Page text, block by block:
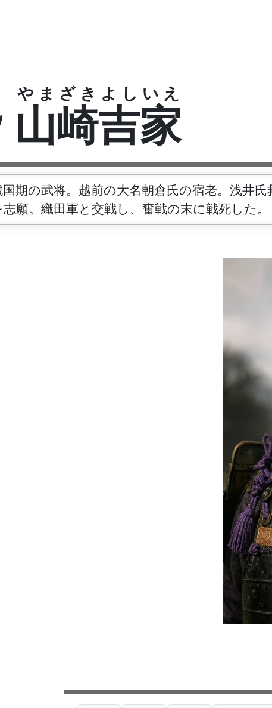
山崎吉家
やまざきよしいえ
国期の武将。越前の大名朝倉氏の宿老。浅井
志願。織田軍と交戦し、奮戦の末に戦死した。